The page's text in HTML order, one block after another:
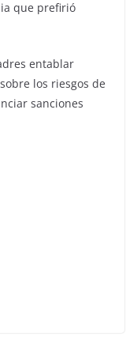
que prefirió
entablar
los riesgos de
sanciones